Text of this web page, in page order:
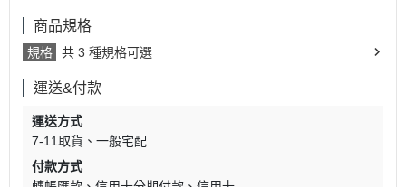
商品規格
規格 共 3 種規格可選
運送&付款
運送方式
7-11取貨
一般宅配
付款方式